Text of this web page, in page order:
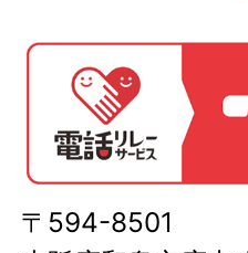
〒594-8501